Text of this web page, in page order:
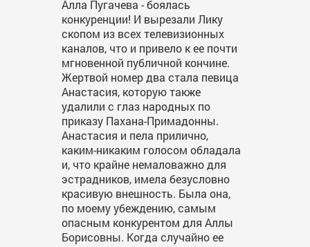
Алла Пугачева - боялась
конкуренции! И вырезали Лику
скопом из всех телевизионных
каналов, что и привело к ее почти
мгновенной публичной кончине.
Жертвой номер два стала певица
Анастасия, которую также
удалили с глаз народных по
приказу Пахана-Примадонны.
Анастасия и пела прилично,
каким-никаким голосом обладала
и, что крайне немаловажно для
эстрадников, имела безусловно
красивую внешность. Была она,
по моему убеждению, самым
опасным конкурентом для Аллы
Борисовны. Когда случайно ее